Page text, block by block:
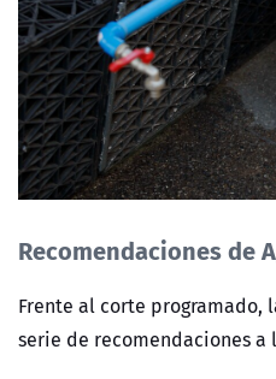
Recomendaciones de
Frente al corte programado,
serie de recomendaciones a